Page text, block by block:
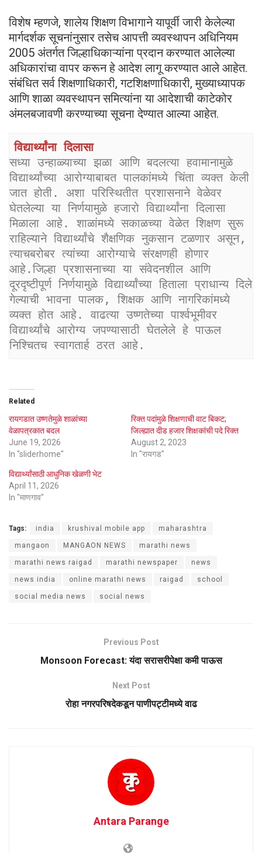
विशेष म्हणजे, शालेय शिक्षण विभागाने यापूर्वी जारी केलेल्या
मार्गदर्शक सूचनांनुसार तसेच आपत्ती व्यवस्थापन अधिनियम
2005 अंतर्गत जिल्हाधिकाऱ्यांना प्रदान करण्यात आलेल्या
अधिकारांचा वापर करून हे आदेश लागू करण्यात आले आहेत.
संबंधित सर्व शिक्षणाधिकारी, गटशिक्षणाधिकारी, मुख्याध्यापक
आणि शाळा व्यवस्थापन समित्यांना या आदेशाची काटेकोर
अंमलबजावणी करण्याच्या सूचना देण्यात आल्या आहेत.
विद्यार्थ्यांना दिलासा
सध्या उन्हाळ्याच्या झळा आणि बदलत्या हवामानामुळे
विद्यार्थ्यांच्या आरोग्याबाबत पालकांमध्ये चिंता व्यक्त केली
जात होती. अशा परिस्थितीत प्रशासनाने वेळेवर
घेतलेल्या या निर्णयामुळे हजारो विद्यार्थ्यांना दिलासा
मिळाला आहे. शाळांमध्ये सकाळच्या वेळेत शिक्षण सुरू
राहिल्याने विद्यार्थ्यांचे शैक्षणिक नुकसान टळणार असून,
त्याचबरोबर त्यांच्या आरोग्याचे संरक्षणही होणार
आहे.जिल्हा प्रशासनाच्या या संवेदनशील आणि
दूरदृष्टीपूर्ण निर्णयामुळे विद्यार्थ्यांच्या हिताला प्राधान्य दिले
गेल्याची भावना पालक, शिक्षक आणि नागरिकांमध्ये
व्यक्त होत आहे. वाढत्या उष्णतेच्या पार्श्वभूमीवर
विद्यार्थ्यांचे आरोग्य जपण्यासाठी घेतलेले हे पाऊल
निश्चितच स्वागतार्ह ठरत आहे.
Related
रायगडात उष्णतेमुळे शाळांच्या
वेळापत्रकात बदल
June 19, 2026
In "sliderhome"
रिक्त पदांमुळे शिक्षणाची वाट बिकट;
जिल्ह्यात दीड हजार शिक्षकांची पदे रिक्त
August 2, 2023
In "रायगड"
विद्यार्थ्यांसाठी आधुनिक खेळणी भेट
April 11, 2026
In "माणगाव"
Tags: india krushival mobile app maharashtra
mangaon MANGAON NEWS marathi news
marathi news raigad marathi newspaper news
news india online marathi news raigad school
social media news social news
Previous Post
Monsoon Forecast: यंदा सरासरीपेक्षा कमी पाऊस
Next Post
रोहा नगरपरिषदेकडून पाणीपट्टीमध्ये वाढ
Antara Parange